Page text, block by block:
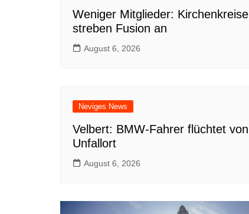
Weniger Mitglieder: Kirchenkreise
streben Fusion an
August 6, 2026
Neviges News
Velbert: BMW-Fahrer flüchtet von
Unfallort
August 6, 2026